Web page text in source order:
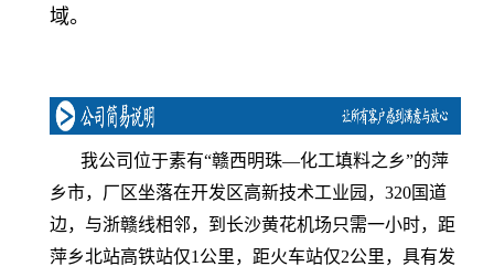
域。
我公司位于素有“赣西明珠—化工填料之乡”的萍
乡市，厂区坐落在开发区高新技术工业园，320国道
边，与浙赣线相邻，到长沙黄花机场只需一小时，距
萍乡北站高铁站仅1公里，距火车站仅2公里，具有发